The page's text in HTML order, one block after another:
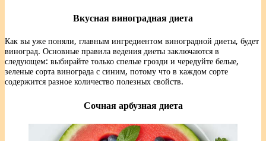
Вкусная виноградная диета
Как вы уже поняли, главным ингредиентом виноградной диеты, будет
виноград. Основные правила ведения диеты заключаются в
следующем: выбирайте только спелые грозди и чередуйте белые,
зеленые сорта винограда с синим, потому что в каждом сорте
содержится разное количество полезных свойств.
Сочная арбузная диета